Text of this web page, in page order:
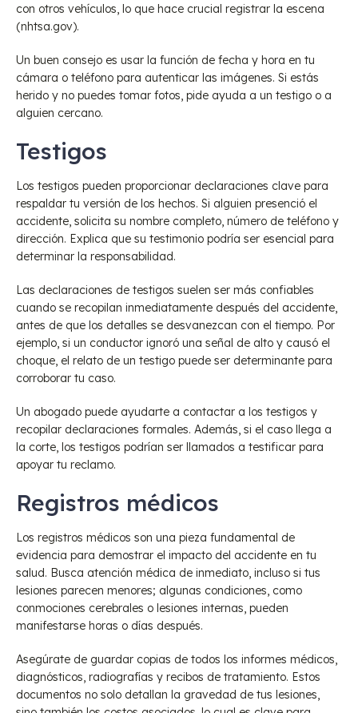
con otros vehículos, lo que hace crucial registrar la escena
(nhtsa.gov).
Un buen consejo es usar la función de fecha y hora en tu
cámara o teléfono para autenticar las imágenes. Si estás
herido y no puedes tomar fotos, pide ayuda a un testigo o a
alguien cercano.
Testigos
Los testigos pueden proporcionar declaraciones clave para
respaldar tu versión de los hechos. Si alguien presenció el
accidente, solicita su nombre completo, número de teléfono y
dirección. Explica que su testimonio podría ser esencial para
determinar la responsabilidad.
Las declaraciones de testigos suelen ser más confiables
cuando se recopilan inmediatamente después del accidente,
antes de que los detalles se desvanezcan con el tiempo. Por
ejemplo, si un conductor ignoró una señal de alto y causó el
choque, el relato de un testigo puede ser determinante para
corroborar tu caso.
Un abogado puede ayudarte a contactar a los testigos y
recopilar declaraciones formales. Además, si el caso llega a
la corte, los testigos podrían ser llamados a testificar para
apoyar tu reclamo.
Registros médicos
Los registros médicos son una pieza fundamental de
evidencia para demostrar el impacto del accidente en tu
salud. Busca atención médica de inmediato, incluso si tus
lesiones parecen menores; algunas condiciones, como
conmociones cerebrales o lesiones internas, pueden
manifestarse horas o días después.
Asegúrate de guardar copias de todos los informes médicos,
diagnósticos, radiografías y recibos de tratamiento. Estos
documentos no solo detallan la gravedad de tus lesiones,